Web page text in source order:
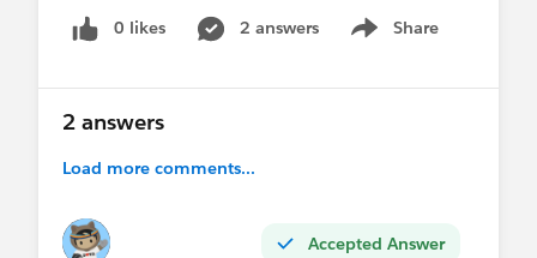
incrustada necesitan contar con una licencia en
tableau cloud, o con tener la de SF y el sso
Tendran alguna idea al respecto ? (o alguna
fuente que me permita avanzar, lo que sea sirve).
0 likes 2 answers Share
Show menu
2 answers
Load more comments...
Accepted Answer